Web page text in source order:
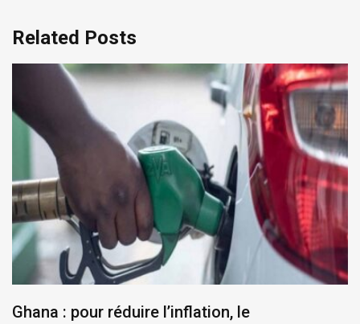
Related Posts
Ghana : pour réduire l’inflation, le